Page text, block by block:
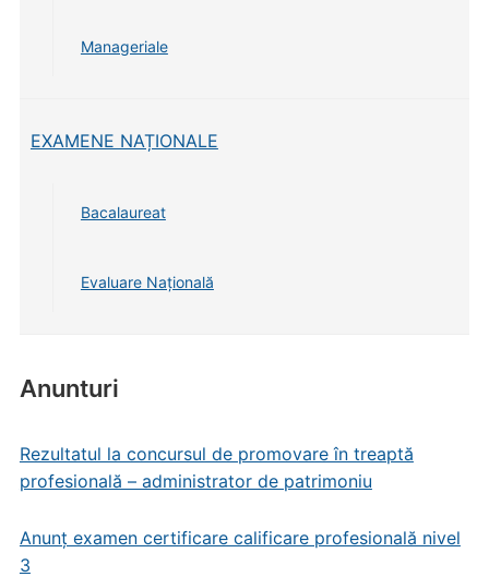
Manageriale
EXAMENE NAȚIONALE
Bacalaureat
Evaluare Națională
Anunturi
Rezultatul la concursul de promovare în treaptă
profesională – administrator de patrimoniu
Anunț examen certificare calificare profesională nivel
3